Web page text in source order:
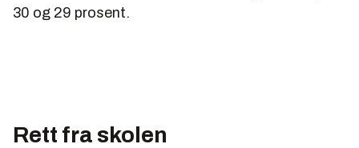
30 og 29 prosent.
Rett fra skolen